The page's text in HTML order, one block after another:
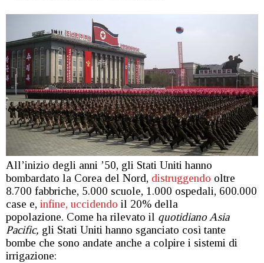
All’inizio degli anni ’50, gli Stati Uniti hanno
bombardato la Corea del Nord, distruggendo oltre
8.700 fabbriche, 5.000 scuole, 1.000 ospedali, 600.000
case e, infine, uccidendo il 20% della
popolazione. Come ha rilevato il quotidiano Asia
Pacific, gli Stati Uniti hanno sganciato così tante
bombe che sono andate anche a colpire i sistemi di
irrigazione: